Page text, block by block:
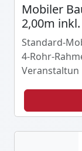
Mobiler
2,00m
Standard-
4-Rohr-
Veranstaltun